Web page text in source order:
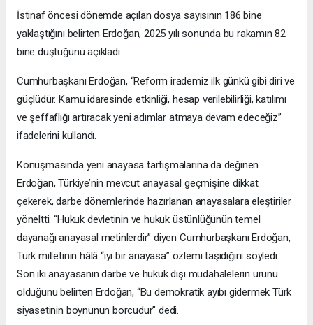
İstinaf öncesi dönemde açılan dosya sayısının 186 bine
yaklaştığını belirten Erdoğan, 2025 yılı sonunda bu rakamın 82
bine düştüğünü açıkladı.
Cumhurbaşkanı Erdoğan, “Reform irademiz ilk günkü gibi diri ve
güçlüdür. Kamu idaresinde etkinliği, hesap verilebilirliği, katılımı
ve şeffaflığı artıracak yeni adımlar atmaya devam edeceğiz”
ifadelerini kullandı.
Konuşmasında yeni anayasa tartışmalarına da değinen
Erdoğan, Türkiye’nin mevcut anayasal geçmişine dikkat
çekerek, darbe dönemlerinde hazırlanan anayasalara eleştiriler
yöneltti. “Hukuk devletinin ve hukuk üstünlüğünün temel
dayanağı anayasal metinlerdir” diyen Cumhurbaşkanı Erdoğan,
Türk milletinin hâlâ “iyi bir anayasa” özlemi taşıdığını söyledi.
Son iki anayasanın darbe ve hukuk dışı müdahalelerin ürünü
olduğunu belirten Erdoğan, “Bu demokratik ayıbı gidermek Türk
siyasetinin boynunun borcudur” dedi.